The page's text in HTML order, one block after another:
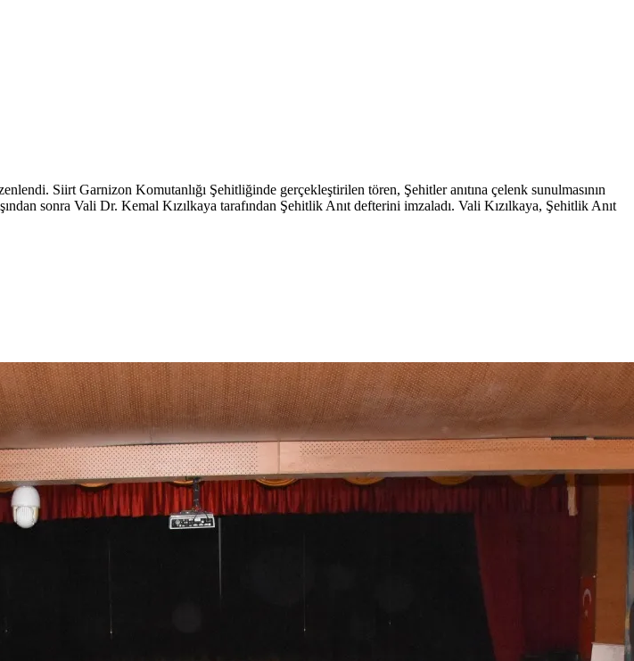
Siirt Garnizon Komutanlığı Şehitliğinde gerçekleştirilen tören, Şehitler anıtına çelenk sunulmasının
sonra Vali Dr. Kemal Kızılkaya tarafından Şehitlik Anıt defterini imzaladı. Vali Kızılkaya, Şehitlik Anıt